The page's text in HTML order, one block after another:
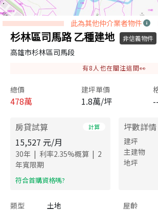
此為其他仲介業者物件
杉林區司馬路 乙種建地 非信義物件
高雄市杉林區司馬段
有8 人也在關注這間👀
總價
478萬
建坪單價
1.8萬/坪 --
房貸試算 計算
15,527 元/月
30年 | 利率2.35%概算 | 2
年寬限期
​符合首購資格嗎?
坪數詳情
建坪
主建物
地坪
類型 土地 屋齡